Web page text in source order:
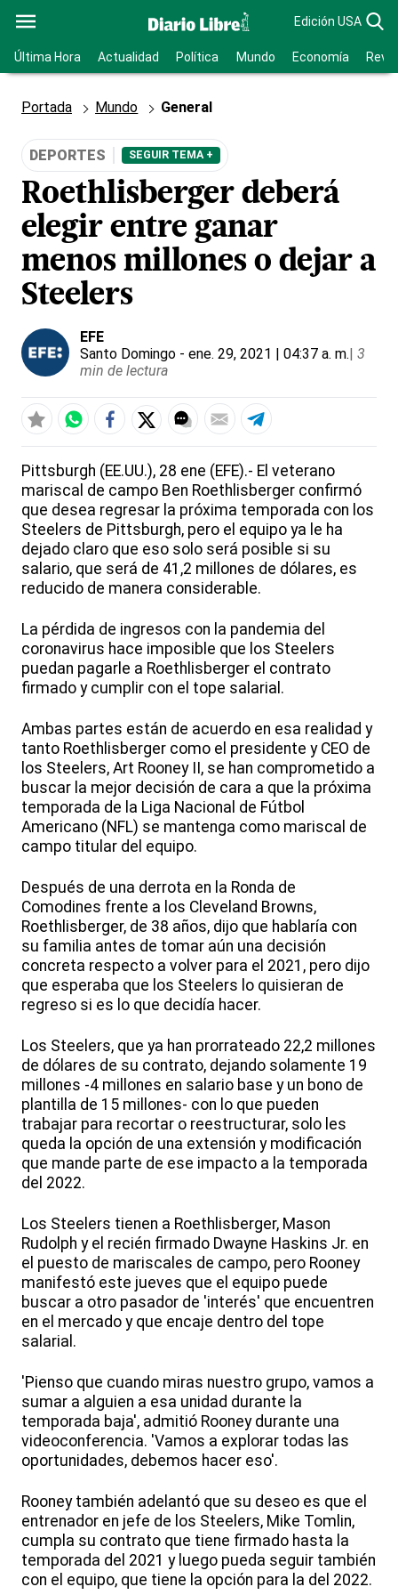
Edición USA
Última Hora Actualidad Política Mundo Economía
Portada Mundo General
DEPORTES SEGUIR TEMA +
Roethlisberger deberá
elegir entre ganar
menos millones o dejar a
Steelers
EFE
Santo Domingo - ene. 29, 2021 | 04:37 a. m.| 3
min de lectura
Pittsburgh (EE.UU.), 28 ene (EFE).- El veterano
mariscal de campo Ben Roethlisberger confirmó
que desea regresar la próxima temporada con los
Steelers de Pittsburgh, pero el equipo ya le ha
dejado claro que eso solo será posible si su
salario, que será de 41,2 millones de dólares, es
reducido de manera considerable.
La pérdida de ingresos con la pandemia del
coronavirus hace imposible que los Steelers
puedan pagarle a Roethlisberger el contrato
firmado y cumplir con el tope salarial.
Ambas partes están de acuerdo en esa realidad y
tanto Roethlisberger como el presidente y CEO de
los Steelers, Art Rooney II, se han comprometido a
buscar la mejor decisión de cara a que la próxima
temporada de la Liga Nacional de Fútbol
Americano (NFL) se mantenga como mariscal de
campo titular del equipo.
Después de una derrota en la Ronda de
Comodines frente a los Cleveland Browns,
Roethlisberger, de 38 años, dijo que hablaría con
su familia antes de tomar aún una decisión
concreta respecto a volver para el 2021, pero dijo
que esperaba que los Steelers lo quisieran de
regreso si es lo que decidía hacer.
Los Steelers, que ya han prorrateado 22,2 millones
de dólares de su contrato, dejando solamente 19
millones -4 millones en salario base y un bono de
plantilla de 15 millones- con lo que pueden
trabajar para recortar o reestructurar, solo les
queda la opción de una extensión y modificación
que mande parte de ese impacto a la temporada
del 2022.
Los Steelers tienen a Roethlisberger, Mason
Rudolph y el recién firmado Dwayne Haskins Jr. en
el puesto de mariscales de campo, pero Rooney
manifestó este jueves que el equipo puede
buscar a otro pasador de 'interés' que encuentren
en el mercado y que encaje dentro del tope
salarial.
'Pienso que cuando miras nuestro grupo, vamos a
sumar a alguien a esa unidad durante la
temporada baja', admitió Rooney durante una
videoconferencia. 'Vamos a explorar todas las
oportunidades, debemos hacer eso'.
Rooney también adelantó que su deseo es que el
entrenador en jefe de los Steelers, Mike Tomlin,
cumpla su contrato que tiene firmado hasta la
temporada del 2021 y luego pueda seguir también
con el equipo, que tiene la opción para la del 2022.